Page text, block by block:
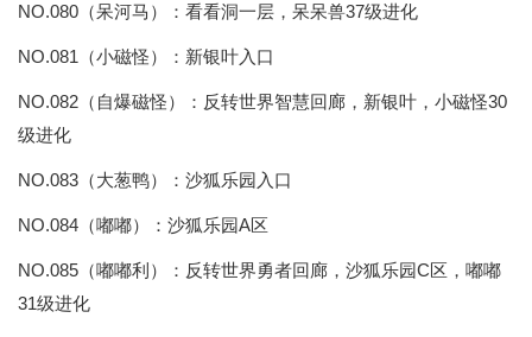
NO.080（呆河马）：看看洞一层，呆呆兽37级进化
NO.081（小磁怪）：新银叶入口
NO.082（自爆磁怪）：反转世界智慧回廊，新银叶，小磁怪30
级进化
NO.083（大葱鸭）：沙狐乐园入口
NO.084（嘟嘟）：沙狐乐园A区
NO.085（嘟嘟利）：反转世界勇者回廊，沙狐乐园C区，嘟嘟
31级进化